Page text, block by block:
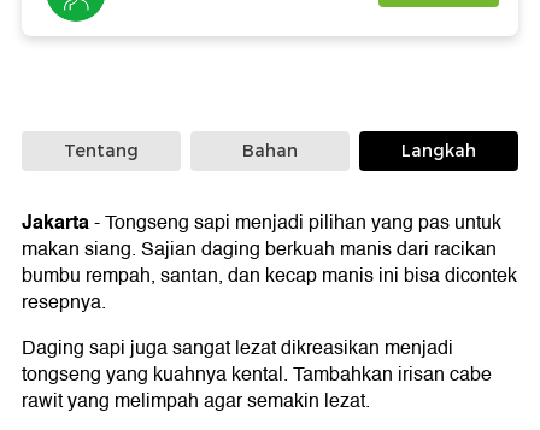
Tentang Bahan Langkah
Jakarta-Tongseng sapi menjadi pilihan yang pas untuk
makan siang. Sajian daging berkuah manis dari racikan
bumbu rempah, santan, dan kecap manis ini bisa dicontek
resepnya.
Daging sapi juga sangat lezat dikreasikan menjadi
tongseng yang kuahnya kental. Tambahkan irisan cabe
rawit yang melimpah agar semakin lezat.